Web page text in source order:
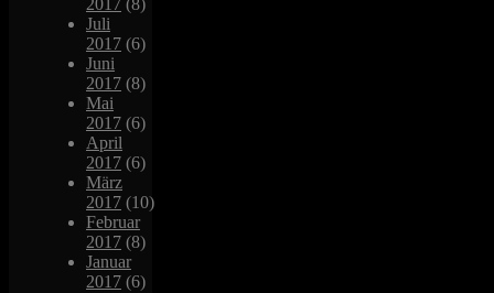
2017 (8)
Juli
2017 (6)
Juni
2017 (8)
Mai
2017 (6)
April
2017 (6)
März
2017 (10)
Februar
2017 (8)
Januar
2017 (6)